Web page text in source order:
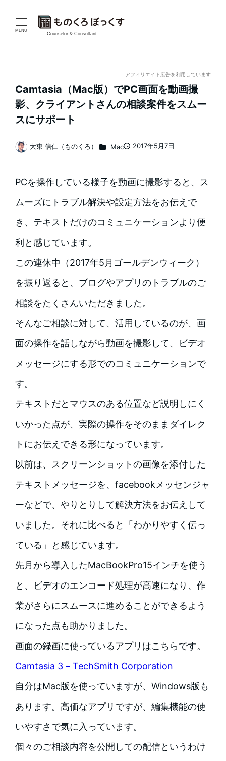
MENU
Counselor & Consultant
アフィリエイト広告を利用しています
Camtasia（Mac版）でPC画面を動画撮
影、クライアントさんの相談案件をスムー
スにサポート
2017年5月7日
著
大東 信仁（ものくろ） カテゴリー
Mac
PCを操作している様子を動画に撮影すると、ス
ムーズにトラブル解決や設定方法をお伝えで
き、テキストだけのコミュニケーションより便
利と感じています。
この連休中（2017年5月ゴールデンウィーク）
を振り返ると、ブログやアプリのトラブルのご
相談をたくさんいただきました。
そんなご相談に対して、活用しているのが、画
面の操作を話しながら動画を撮影して、ビデオ
メッセージにする形でのコミュニケーションで
す。
テキストだとマウスのある位置など説明しにく
いかった点が、実際の操作をそのままダイレク
トにお伝えできる形になっています。
以前は、スクリーンショットの画像を添付した
テキストメッセージを、facebookメッセンジャ
ーなどで、やりとりして解決方法をお伝えして
いました。それに比べると「わかりやすく伝っ
ている」と感じています。
先月から導入したMacBookPro15インチを使う
と、ビデオのエンコード処理が高速になり、作
業がさらにスムースに進めることができるよう
になった点も助かりました。
画面の録画に使っているアプリはこちらです。
Camtasia 3 – TechSmith Corporation
自分はMac版を使っていますが、Windows版も
あります。高価なアプリですが、編集機能の使
いやすさで気に入っています。
個々のご相談内容を公開しての配信というわけ